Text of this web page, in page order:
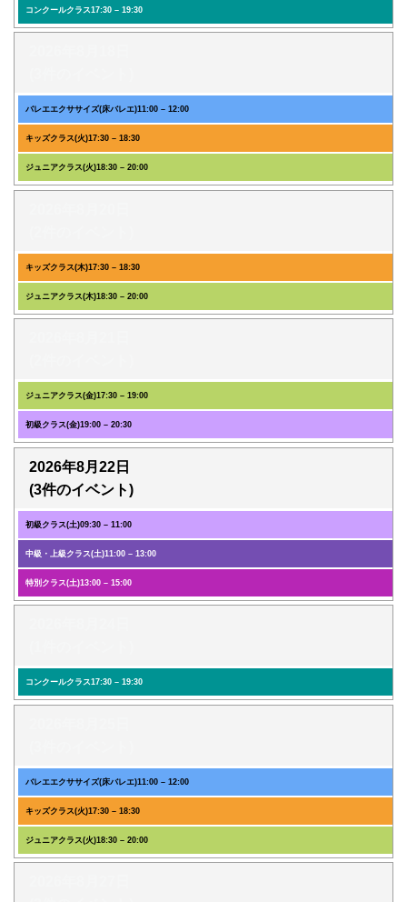
コンクールクラス17:30 – 19:30
バレエエクササイズ(床バレエ)11:00 – 12:00
キッズクラス(火)17:30 – 18:30
ジュニアクラス(火)18:30 – 20:00
キッズクラス(木)17:30 – 18:30
ジュニアクラス(木)18:30 – 20:00
ジュニアクラス(金)17:30 – 19:00
初級クラス(金)19:00 – 20:30
2026年8月22日
(3件のイベント)
初級クラス(土)09:30 – 11:00
中級・上級クラス(土)11:00 – 13:00
特別クラス(土)13:00 – 15:00
コンクールクラス17:30 – 19:30
バレエエクササイズ(床バレエ)11:00 – 12:00
キッズクラス(火)17:30 – 18:30
ジュニアクラス(火)18:30 – 20:00